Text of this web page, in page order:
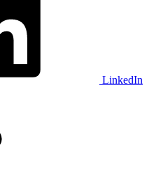
LinkedIn